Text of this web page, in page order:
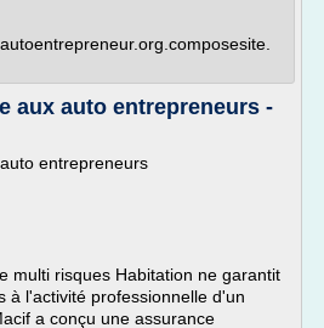
aux auto entrepreneurs -
entrepreneurs
multi risques Habitation ne garantit
à l'activité professionnelle d'un
a conçu une assurance